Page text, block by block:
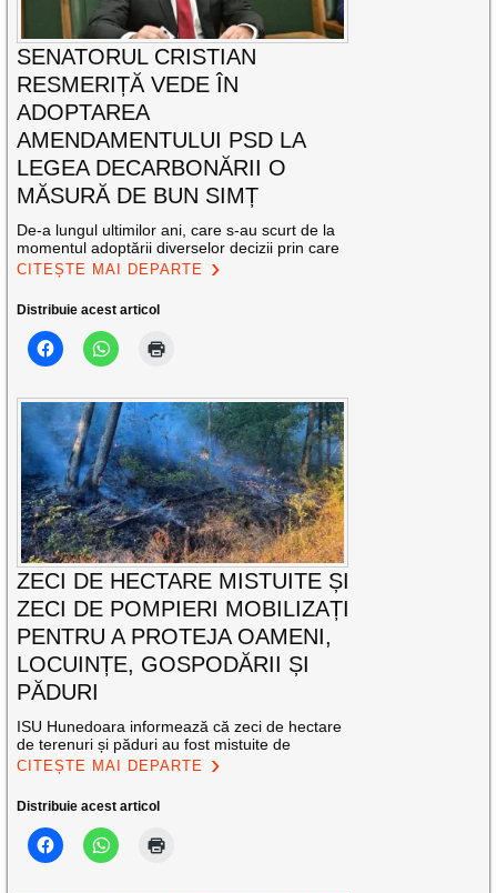
SENATORUL CRISTIAN
RESMERIȚĂ VEDE ÎN
ADOPTAREA
AMENDAMENTULUI PSD LA
LEGEA DECARBONĂRII O
MĂSURĂ DE BUN SIMȚ
De-a lungul ultimilor ani, care s-au scurt de la
momentul adoptării diverselor decizii prin care
CITEȘTE MAI DEPARTE
Distribuie acest articol
ZECI DE HECTARE MISTUITE ȘI
ZECI DE POMPIERI MOBILIZAȚI
PENTRU A PROTEJA OAMENI,
LOCUINȚE, GOSPODĂRII ȘI
PĂDURI
ISU Hunedoara informează că zeci de hectare
de terenuri și păduri au fost mistuite de
CITEȘTE MAI DEPARTE
Distribuie acest articol